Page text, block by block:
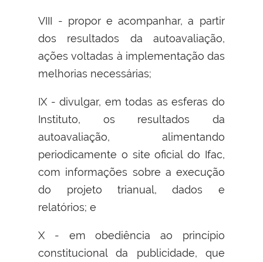
VIII - propor e acompanhar, a partir
dos resultados da autoavaliação,
ações voltadas à implementação das
melhorias necessárias;
IX - divulgar, em todas as esferas do
Instituto, os resultados da
autoavaliação, alimentando
periodicamente o site oficial do Ifac,
com informações sobre a execução
do projeto trianual, dados e
relatórios; e
X - em obediência ao princípio
constitucional da publicidade, que